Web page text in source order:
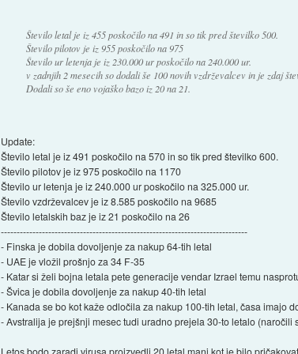
Število letal je iz 455 poskočilo na 491 in so tik pred številko 500.
Število pilotov je iz 955 poskočilo na 975
Število ur letenja je iz 230.000 ur poskočilo na 240.000 ur.
v zadnjih 2 mesecih so dodali še 100 novih vzdrževalcev in je zdaj
Dodali so še eno vojaško bazo iz 20 na 21.
Update:
Število letal je iz 491 poskočilo na 570 in so tik pred številko 600.
Število pilotov je iz 975 poskočilo na 1170
Število ur letenja je iz 240.000 ur poskočilo na 325.000 ur.
Število vzdrževalcev je iz 8.585 poskočilo na 9685
Število letalskih baz je iz 21 poskočilo na 26
------------------------------------------------------------------------------
- Finska je dobila dovoljenje za nakup 64-tih letal
- UAE je vložil prošnjo za 34 F-35
- Katar si želi bojna letala pete generacije vendar Izrael temu
- Švica je dobila dovoljenje za nakup 40-tih letal
- Kanada se bo kot kaže odločila za nakup 100-tih letal, časa imajo
- Avstralija je prejšnji mesec tudi uradno prejela 30-to letalo (naročili